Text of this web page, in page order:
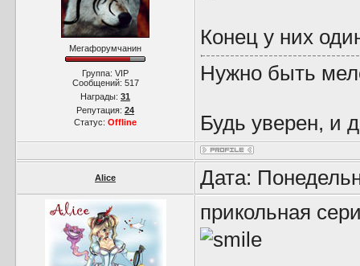
Мегафорумчанин
Группа: VIP
Сообщений: 517
Награды: 31
Репутация: 24
Статус: Offline
Конец у них
Нужно быть
Будь уверен, и
Alice Дата:
прикольная